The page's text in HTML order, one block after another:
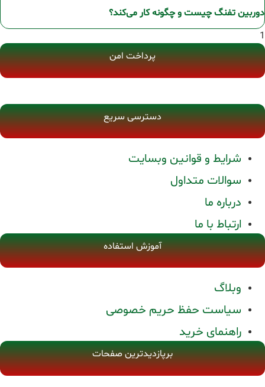
دوربین تفنگ چیست و چگونه کار می‌کند؟
پرداخت امن
دسترسی سریع
شرایط و قوانین وبسایت
سوالات متداول
درباره ما
ارتباط با ما
آموزش استفاده
وبلاگ
سیاست حفظ حریم خصوصی
راهنمای خرید
برپازدیدترین صفحات